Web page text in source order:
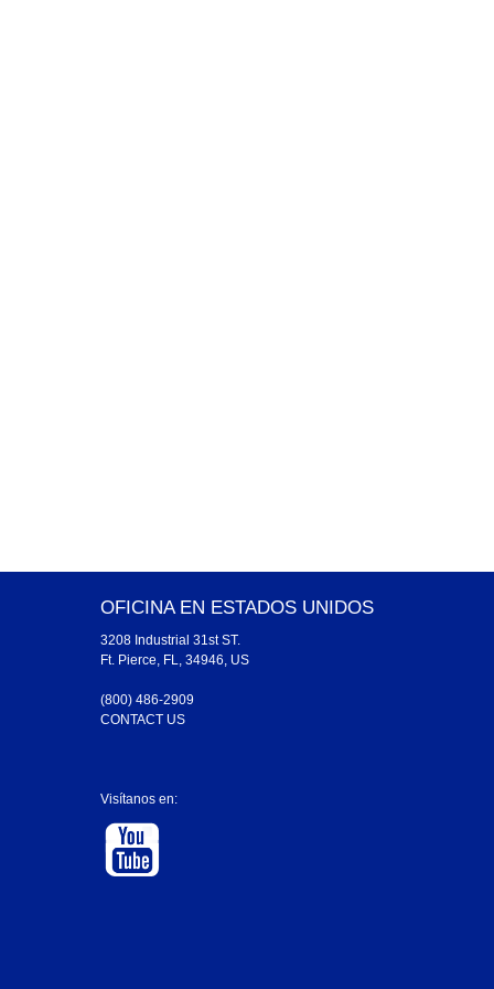
OFICINA EN ESTADOS UNIDOS
3208 Industrial 31st ST.
Ft. Pierce, FL, 34946, US
(800) 486-2909
CONTACT US
Visítanos en: